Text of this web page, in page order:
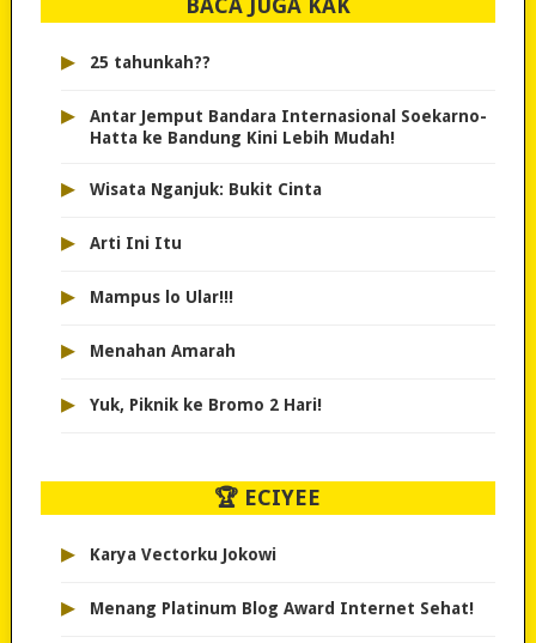
BACA JUGA KAK
▸ 25 tahunkah??
▸
Antar Jemput Bandara Internasional Soekarno-
Hatta ke Bandung Kini Lebih Mudah!
▸ Wisata Nganjuk: Bukit Cinta
▸ Arti Ini Itu
▸ Mampus lo Ular!!!
▸ Menahan Amarah
▸ Yuk, Piknik ke Bromo 2 Hari!
🏆 ECIYEE
▸ Karya Vectorku Jokowi
▸ Menang Platinum Blog Award Internet Sehat!